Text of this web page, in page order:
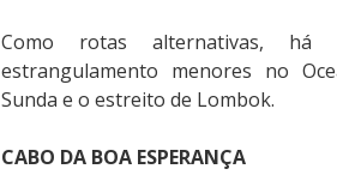
Como rotas alternativas,
estrangulamento menores no
Sunda e o estreito de Lombok.
CABO DA BOA ESPERANÇA